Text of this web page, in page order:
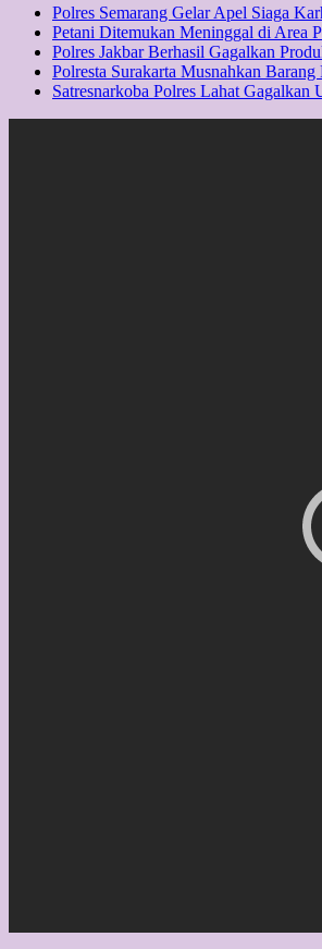
Polres Semarang Gelar Apel Siaga
Petani Ditemukan Meninggal di Area
Polres Jakbar Berhasil Gagalkan
Polresta Surakarta Musnahkan
Satresnarkoba Polres Lahat Gagalkan